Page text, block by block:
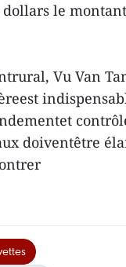
le
Vu Van
doiventêtre